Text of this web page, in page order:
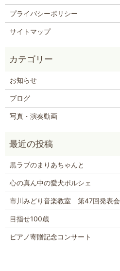
プライバシーポリシー
サイトマップ
お知らせ
ブログ
写真・演奏動画
黒ラブのまりあちゃんと
心の真ん中の愛犬ポルシェ
市川みどり音楽教室 第47回発表会
目指せ100歳
ピアノ寄贈記念コンサート